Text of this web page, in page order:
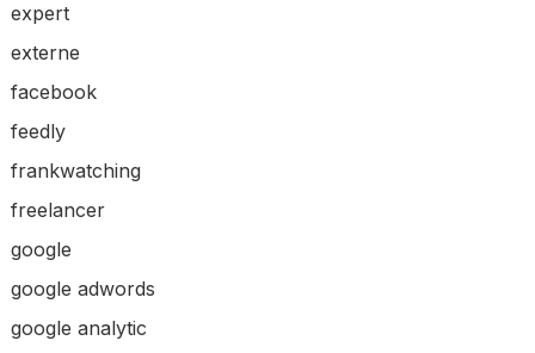
expert
externe
facebook
feedly
frankwatching
freelancer
google
google adwords
google analytic